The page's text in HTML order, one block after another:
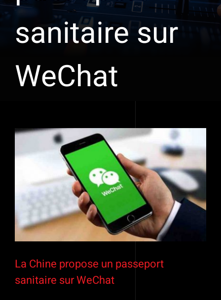
sanitaire sur
WeChat
Voir
agrandie
La Chine propose un passeport
sanitaire sur WeChat